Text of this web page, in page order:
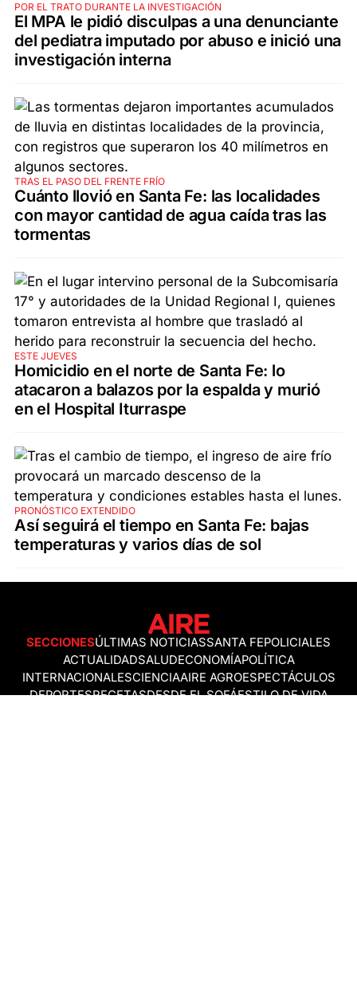
POR EL TRATO DURANTE LA INVESTIGACIÓN
El MPA le pidió disculpas a una denunciante
del pediatra imputado por abuso e inició una
investigación interna
TRAS EL PASO DEL FRENTE FRÍO
Cuánto llovió en Santa Fe: las localidades
con mayor cantidad de agua caída tras las
tormentas
ESTE JUEVES
Homicidio en el norte de Santa Fe: lo
atacaron a balazos por la espalda y murió
en el Hospital Iturraspe
PRONÓSTICO EXTENDIDO
Así seguirá el tiempo en Santa Fe: bajas
temperaturas y varios días de sol
SECCIONESÚLTIMAS NOTICIASSANTA FEPOLICIALES
ACTUALIDADSALUDECONOMÍAPOLÍTICA
INTERNACIONALESCIENCIAAIRE AGROESPECTÁCULOS
DEPORTESRECETASDESDE EL SOFÁESTILO DE VIDA